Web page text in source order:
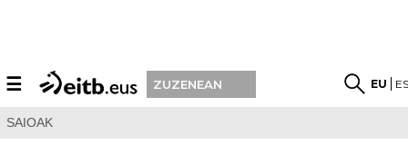
☰ ZUZENEAN EU
SAIOAK